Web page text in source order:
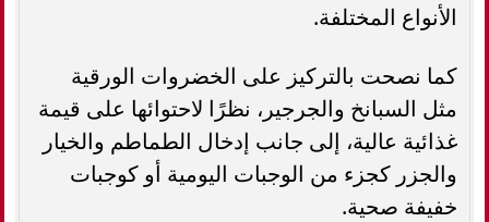
الأنواع المختلفة.
كما نصحت بالتركيز على الخضروات الورقية
مثل السبانخ والجرجير، نظرًا لاحتوائها على قيمة
غذائية عالية، إلى جانب إدخال الطماطم والخيار
والجزر كجزء من الوجبات اليومية أو كوجبات
خفيفة صحية.